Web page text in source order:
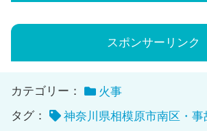
スポンサーリンク
カテゴリー：
火事
タグ：
神奈川県相模原市南区・事